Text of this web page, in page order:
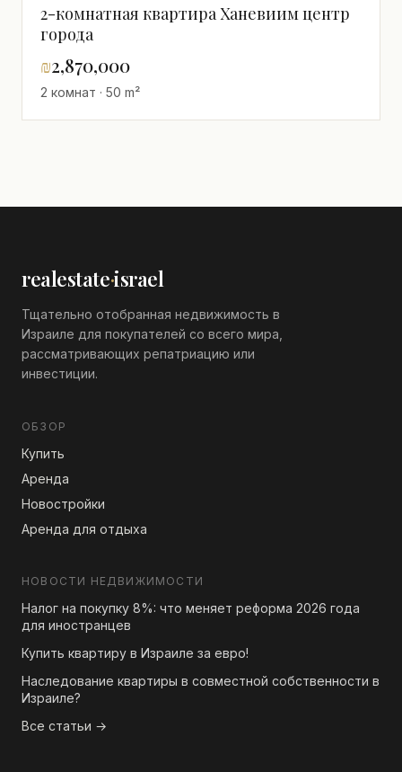
2-комнатная квартира Ханевиим центр
города
₪2,870,000
2 комнат · 50 m²
realestate·israel
Тщательно отобранная недвижимость в
Израиле для покупателей со всего мира,
рассматривающих репатриацию или
инвестиции.
ОБЗОР
Купить
Аренда
Новостройки
Аренда для отдыха
НОВОСТИ НЕДВИЖИМОСТИ
Налог на покупку 8%: что меняет реформа 2026 года
для иностранцев
Купить квартиру в Израиле за евро!
Наследование квартиры в совместной собственности в
Израиле?
Все статьи →